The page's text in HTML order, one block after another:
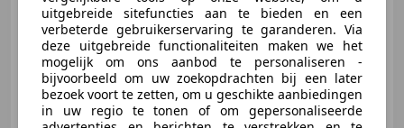
€ 2.950
01/2024 1 km Benzine -/-
uitgebreide sitefuncties aan te bieden en een
verbeterde gebruikerservaring te garanderen. Via
deze uitgebreide functionaliteiten maken we het
mogelijk om ons aanbod te personaliseren -
bijvoorbeeld om uw zoekopdrachten bij een later
bezoek voort te zetten, om u geschikte aanbiedingen
in uw regio te tonen of om gepersonaliseerde